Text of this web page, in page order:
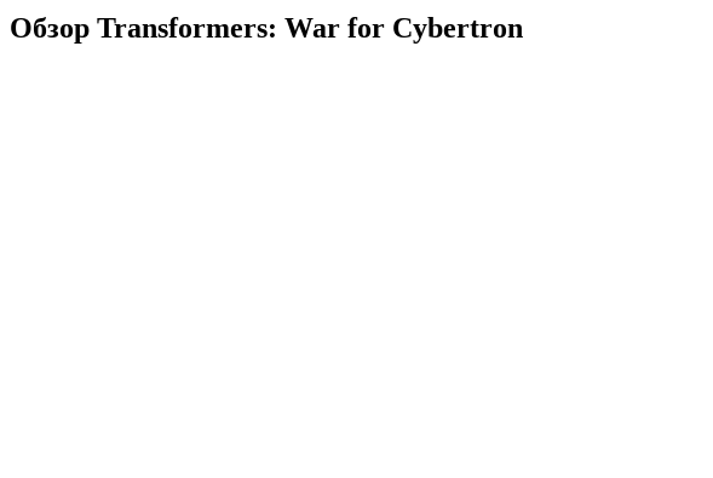
Обзор Transformers: War for Cybertron